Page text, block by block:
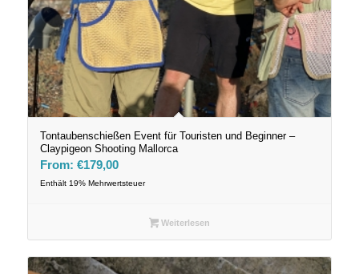
Tontaubenschießen Event für Touristen und Beginner –
Claypigeon Shooting Mallorca
From: €179,00
Enthält 19% Mehrwertsteuer
Weiterlesen